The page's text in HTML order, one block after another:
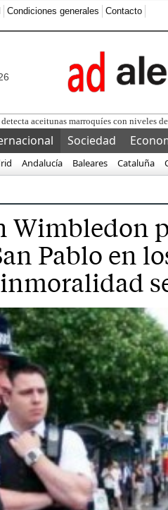
Condiciones generales Contacto
Sociedad
Andalucía Baleares Cataluña
Wimbledon
Pablo en